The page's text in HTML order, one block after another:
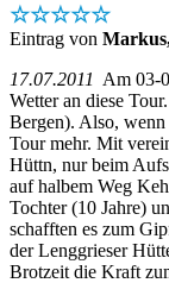
☆☆☆☆☆
Eintrag von
17.07.2011 Am 03-
Wetter an diese
Bergen). Also,
Tour mehr. Mit
Hüttn, nur beim
auf halbem Weg
Tochter (10 Jahre)
schafften es zum
der Lenggrieser
Brotzeit die Kraft